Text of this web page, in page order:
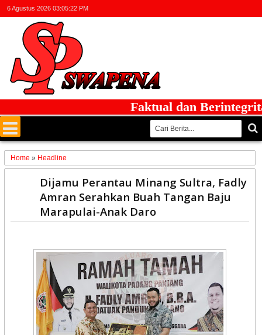
6 Agustus 2026 03:05:22 PM
Faktual dan Berintegritas
Home » Headline
Dijamu Perantau Minang Sultra, Fadly
Amran Serahkan Buah Tangan Baju
Marapulai-Anak Daro